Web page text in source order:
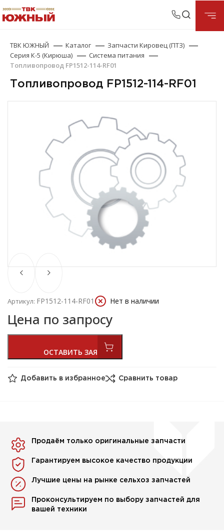
ТВК ЮЖНЫЙ Каталог
Запчасти Кировец (ПТЗ)
Серия К-5 (Кирюша)
Система питания
Топливопровод FP1512-114-RF01
Топливопровод FP1512-114-RF01
Артикул: FP1512-114-RF01 Нет в наличии
Цена по запросу
Добавить в избранное Сравнить товар
Продаём только оригинальные запчасти
Гарантируем высокое качество продукции
Лучшие цены на рынке сельхоз запчастей
Проконсультируем по выбору запчастей для
вашей техники